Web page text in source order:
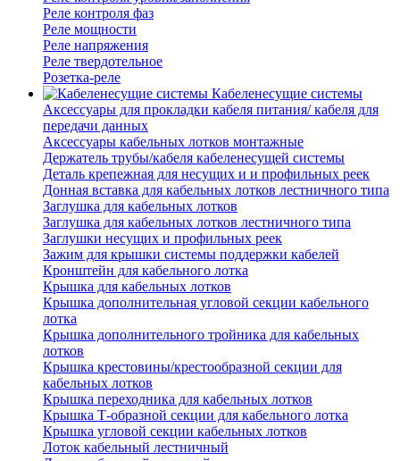
Реле контроля фаз
Реле мощности
Реле напряжения
Реле твердотельное
Розетка-реле
Кабеленесущие системы
Аксессуары для прокладки кабеля питания/ кабеля для
передачи данных
Аксессуары кабельных лотков монтажные
Держатель трубы/кабеля кабеленесущей системы
Деталь крепежная для несущих и и профильных реек
Донная вставка для кабельных лотков лестничного типа
Заглушка для кабельных лотков
Заглушка для кабельных лотков лестничного типа
Заглушки несущих и профильных реек
Зажим для крышки системы поддержки кабелей
Кронштейн для кабельного лотка
Крышка для кабельных лотков
Крышка дополнительная угловой секции кабельного
лотка
Крышка дополнительного тройника для кабельных
лотков
Крышка крестовины/крестообразной секции для
кабельных лотков
Крышка переходника для кабельных лотков
Крышка Т-образной секции для кабельного лотка
Крышка угловой секции кабельных лотков
Лоток кабельный лестничный